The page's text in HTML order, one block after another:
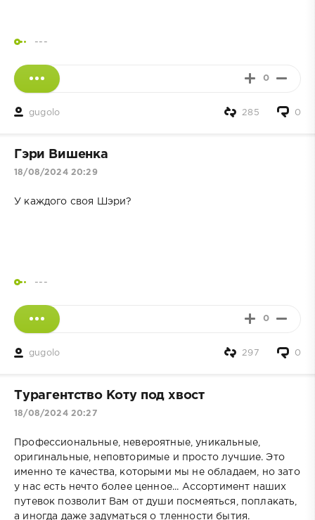
---
0
gugolo 0
285
Гэри Вишенка
18/08/2024 20:29
У каждого своя Шэри?
---
0
gugolo 0
297
Турагентство Коту под хвост
18/08/2024 20:27
Профессиональные, невероятные, уникальные,
оригинальные, неповторимые и просто лучшие. Это
именно те качества, которыми мы не обладаем, но зато
у нас есть нечто более ценное... Ассортимент наших
путевок позволит Вам от души посмеяться, поплакать,
а иногда даже задуматься о тленности бытия.